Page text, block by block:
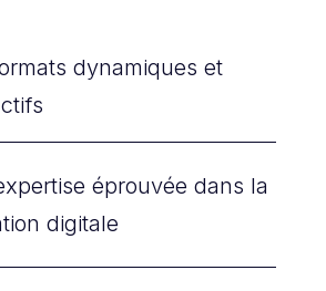
dynamiques et
éprouvée dans la
digitale